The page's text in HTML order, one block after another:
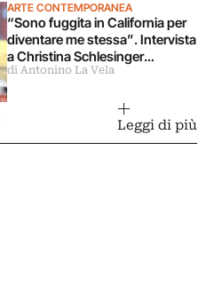
ARTE CONTEMPORANEA
“Sono fuggita in California per
diventare me stessa”. Intervista
a Christina Schlesinger
delle Guerrilla Girls
di Antonino La Vela
Leggi di più